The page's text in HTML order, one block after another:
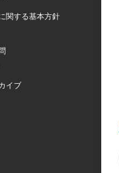
関する基本方針
イブ